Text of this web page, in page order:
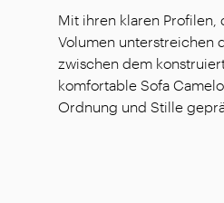
Mit ihren klaren
Volumen unterstreichen
zwischen dem
komfortable Sofa
Ordnung und Stille